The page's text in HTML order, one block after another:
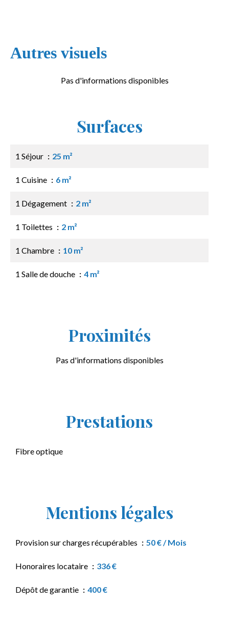
Autres visuels
Pas d'informations disponibles
Surfaces
1 Séjour 25 m²
1 Cuisine 6 m²
1 Dégagement 2 m²
1 Toilettes 2 m²
1 Chambre 10 m²
1 Salle de douche 4 m²
Proximités
Pas d'informations disponibles
Prestations
Fibre optique
Mentions légales
Provision sur charges récupérables 50 € / Mois
Honoraires locataire 336 €
Dépôt de garantie 400 €